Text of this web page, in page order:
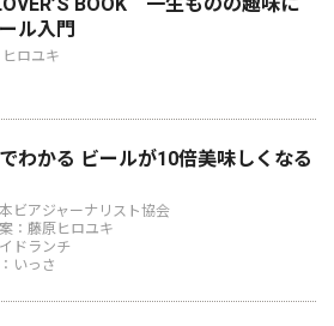
ル入門
ロユキ
わかる ビールが10倍美味しくなる
ビアジャーナリスト協会
：藤原ヒロユキ
ドランチ
いっさ